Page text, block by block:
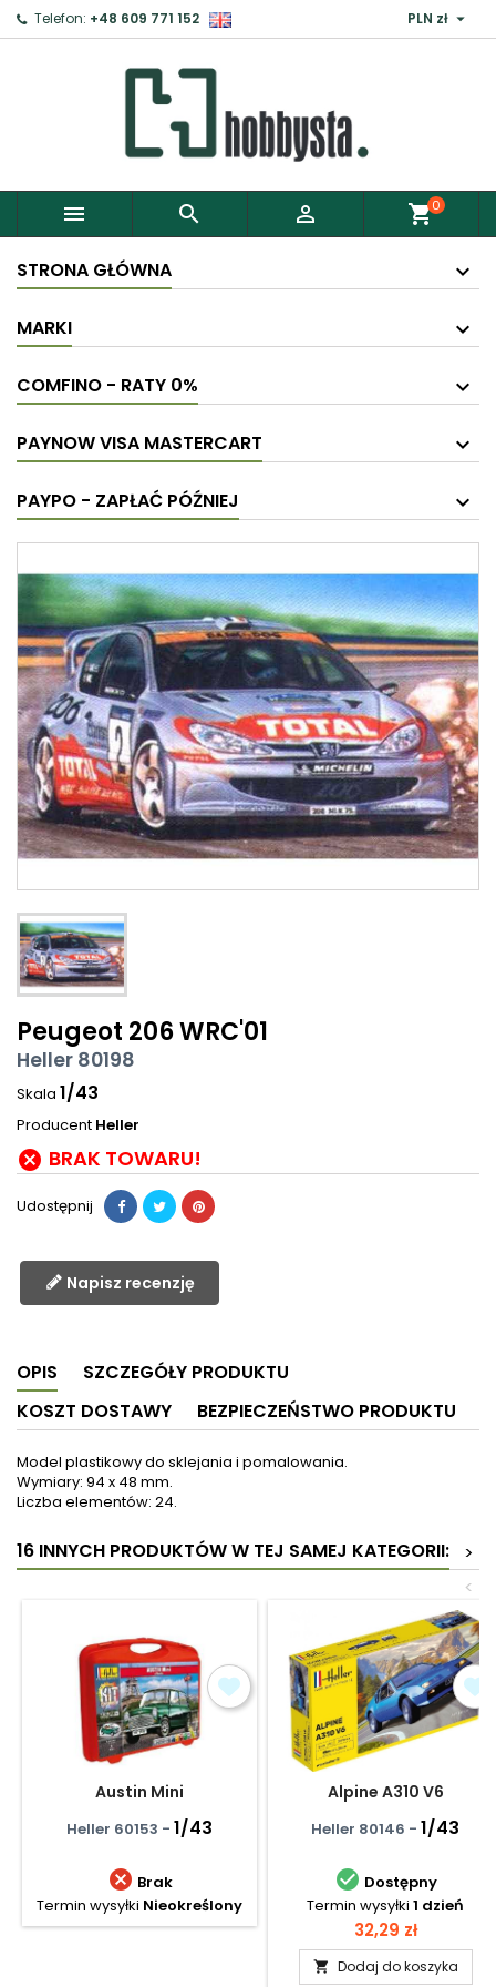
Telefon: +48 609 771 152 PLN zł 
   shopping_cart0
STRONA GŁÓWNA
MARKI
COMFINO - RATY 0%
PAYNOW VISA MASTERCART
PAYPO - ZAPŁAĆ PÓŹNIEJ
Peugeot 206 WRC'01
Heller 80198
Skala 1/43
Producent Heller
 BRAK TOWARU!
Udostępnij
Napisz recenzję
OPIS
SZCZEGÓŁY PRODUKTU
KOSZT DOSTAWY
BEZPIECZEŃSTWO PRODUKTU
Model plastikowy do sklejania i pomalowania.
Wymiary: 94 x 48 mm.
Liczba elementów: 24.
16 INNYCH PRODUKTÓW W TEJ SAMEJ KATEGORII:
>
<
Austin Mini
Heller 60153 - 1/43
 Brak
Termin wysyłki Nieokreślony
Alpine A310 V6
Heller 80146 - 1/43
 Dostępny
Termin wysyłki 1 dzień
Cena
32,29 zł
 Dodaj do koszyka